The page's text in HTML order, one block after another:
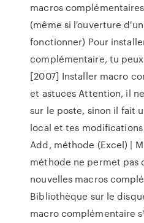
macros
(même si l'ouverture
fonctionner) Pour
complémentaire, tu
[2007] Installer macro
et astuces Attention, il
sur le poste, sinon il fait
local et tes
Add, méthode (Excel) |
méthode ne permet pas
nouvelles macros
Bibliothèque sur le
macro complémentaire